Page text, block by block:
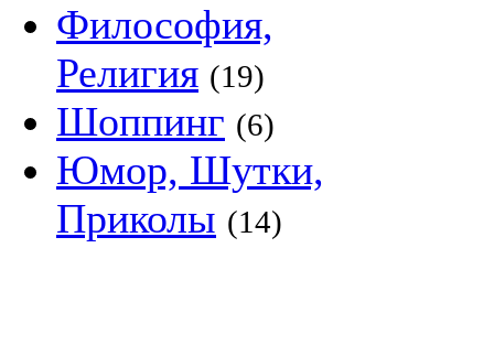
Философия,
Религия (19)
Шоппинг (6)
Юмор, Шутки,
Приколы (14)